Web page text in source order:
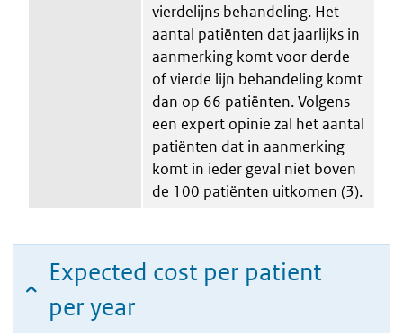
vierdelijns behandeling. Het
aantal patiënten dat jaarlijks in
aanmerking komt voor derde
of vierde lijn behandeling komt
dan op 66 patiënten. Volgens
een expert opinie zal het aantal
patiënten dat in aanmerking
komt in ieder geval niet boven
de 100 patiënten uitkomen (3).
Expected cost per patient
per year